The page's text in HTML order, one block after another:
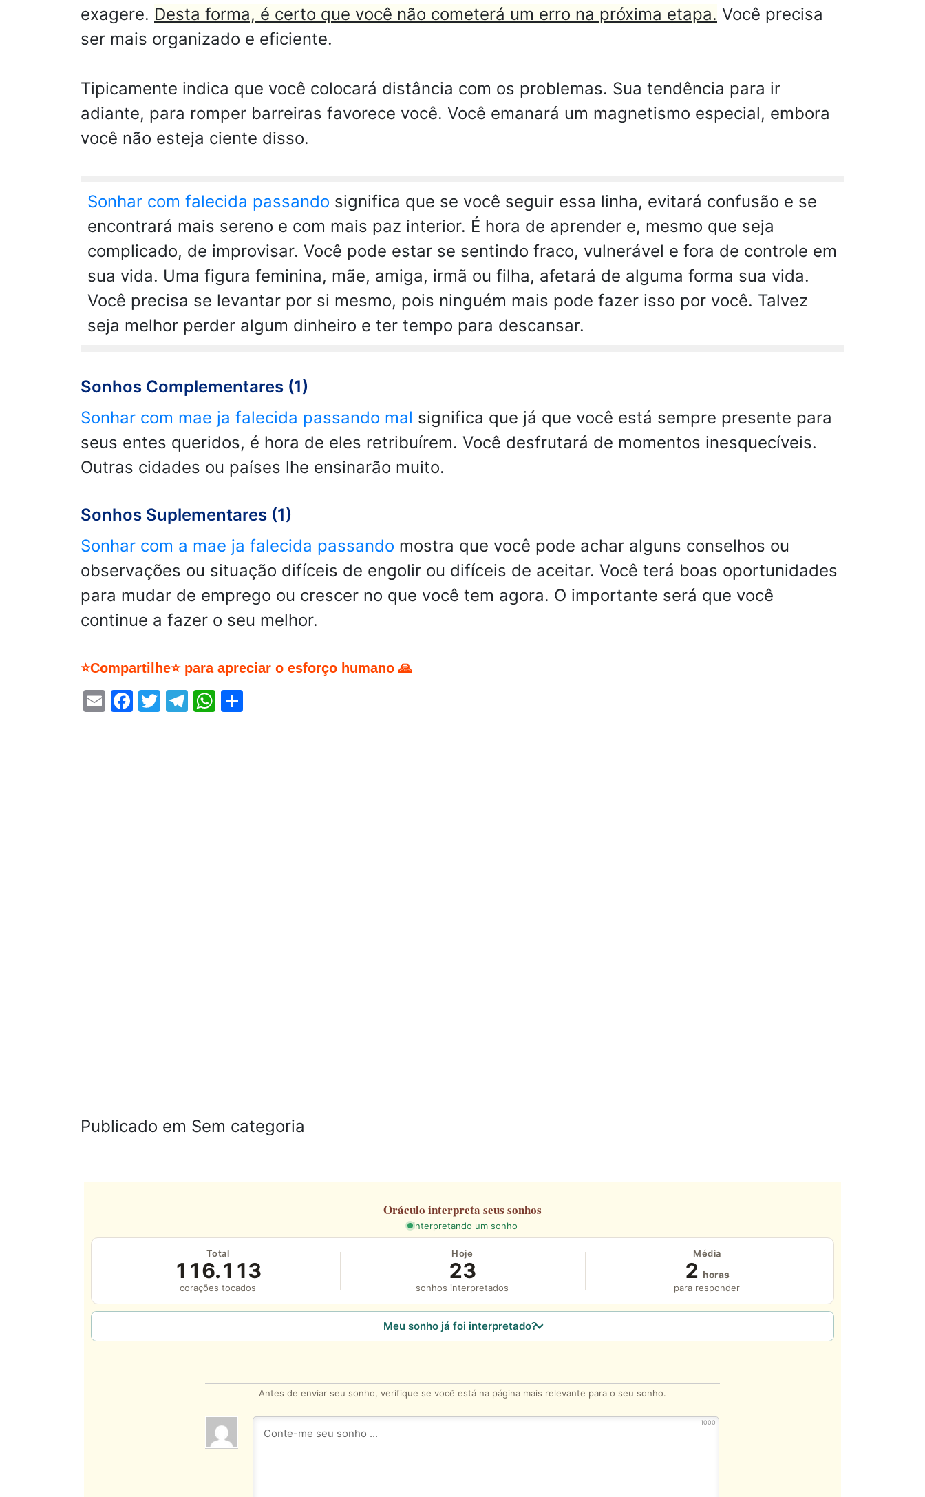
exagere. Desta forma, é certo que você não cometerá um erro na próxima etapa. Você precisa
ser mais organizado e eficiente.
Tipicamente indica que você colocará distância com os problemas. Sua tendência para ir
adiante, para romper barreiras favorece você. Você emanará um magnetismo especial, embora
você não esteja ciente disso.
Sonhar com falecida passando significa que se você seguir essa linha, evitará confusão e se
encontrará mais sereno e com mais paz interior. É hora de aprender e, mesmo que seja
complicado, de improvisar. Você pode estar se sentindo fraco, vulnerável e fora de controle em
sua vida. Uma figura feminina, mãe, amiga, irmã ou filha, afetará de alguma forma sua vida.
Você precisa se levantar por si mesmo, pois ninguém mais pode fazer isso por você. Talvez
seja melhor perder algum dinheiro e ter tempo para descansar.
Sonhos Complementares (1)
Sonhar com mae ja falecida passando mal significa que já que você está sempre presente para
seus entes queridos, é hora de eles retribuírem. Você desfrutará de momentos inesquecíveis.
Outras cidades ou países lhe ensinarão muito.
Sonhos Suplementares (1)
Sonhar com a mae ja falecida passando mostra que você pode achar alguns conselhos ou
observações ou situação difíceis de engolir ou difíceis de aceitar. Você terá boas oportunidades
para mudar de emprego ou crescer no que você tem agora. O importante será que você
continue a fazer o seu melhor.
⭐Compartilhe⭐ para apreciar o esforço humano 🙏
EmailFacebook
Twitter
Telegram
WhatsApp
Publicado em Sem categoria
Oráculo interpreta seus sonhos
interpretando um sonho
Total
116.113
corações tocados
Hoje
23
sonhos interpretados
Média
2 horas
para responder
Meu sonho já foi interpretado?
Antes de enviar seu sonho, verifique se você está na página mais relevante para o seu sonho.
1000